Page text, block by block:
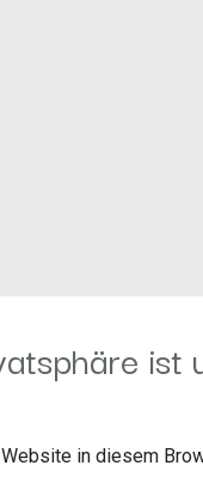
ist
in diesem